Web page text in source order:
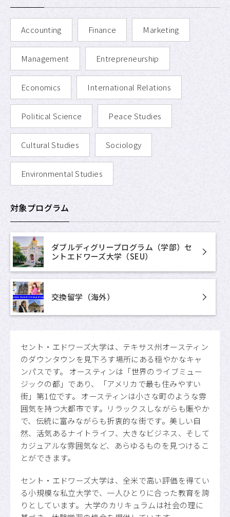
Accounting Finance Marketing
Management Entrepreneurship
Economics International Relations
Political Science Peace Studies
Cultural Studies Sociology
Environmental Studies
対象プログラム
ダブルディグリープログラム（学部）セ
ントエドワーズ大学（SEU）
交換留学（海外）
セント・エドワーズ大学は、テキサス州オースティン
のダウンタウンを見下ろす場所にある穏やかなキャ
ンパスです。 オースティンは「世界のライブミュー
ジックの都」であり、「アメリカで最も住みやすい
街」第1位です。 オースティンは小さな町のような雰
囲気を持つ大都市です。リラックスしながらも賑やか
で、伝統に富みながらも折衷的な街です。美しい自
然、活気あるナイトライフ、大きなビジネス、そして
カジュアルな雰囲気など、あらゆるものを見つけるこ
とができます。
セント・エドワーズ大学は、全米で高い評価を得てい
る小規模な私立大学で、一人ひとりに合った教育を誇
りとしています。 大学のカリキュラムは社会の理に